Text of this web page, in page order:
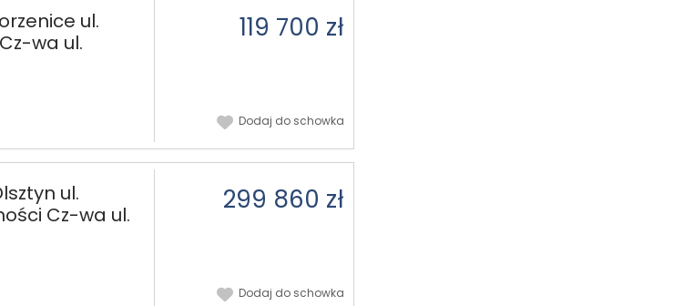
ul.
wa ul.
119 700 zł
Dodaj do schowka
ul.
Cz-wa ul.
299 860 zł
Dodaj do schowka